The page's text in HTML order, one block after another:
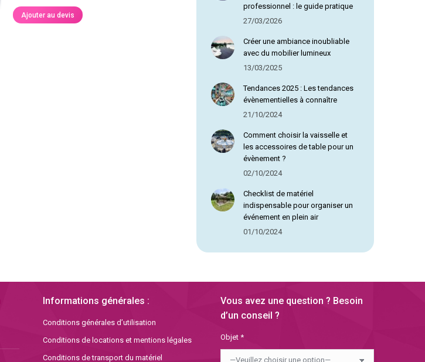
Ajouter au devis
professionnel : le guide pratique
27/03/2026
Créer une ambiance inoubliable
avec du mobilier lumineux
13/03/2025
Tendances 2025 : Les tendances
évènementielles à connaître
21/10/2024
Comment choisir la vaisselle et
les accessoires de table pour un
évènement ?
02/10/2024
Checklist de matériel
indispensable pour organiser un
événement en plein air
01/10/2024
Informations générales :
Conditions générales d’utilisation
Conditions de locations et mentions légales
Conditions de transport du matériel
Vous avez une question ? Besoin
d’un conseil ?
Objet *